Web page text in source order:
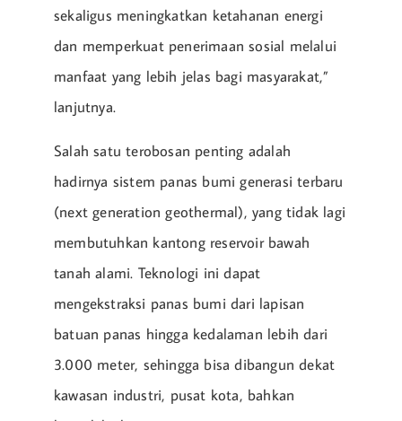
sekaligus meningkatkan ketahanan energi
dan memperkuat penerimaan sosial melalui
manfaat yang lebih jelas bagi masyarakat,”
lanjutnya.
Salah satu terobosan penting adalah
hadirnya sistem panas bumi generasi terbaru
(next generation geothermal), yang tidak lagi
membutuhkan kantong reservoir bawah
tanah alami. Teknologi ini dapat
mengekstraksi panas bumi dari lapisan
batuan panas hingga kedalaman lebih dari
3.000 meter, sehingga bisa dibangun dekat
kawasan industri, pusat kota, bahkan